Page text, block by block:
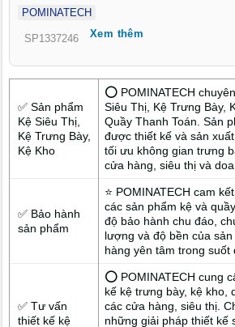
POMINATECH
SP1337246 Xem thêm
✅ Sản phẩm
Kệ Siêu Thị,
Kệ Trưng Bày,
Kệ Kho
⭕ POMINATECH
Siêu Thị, Kệ Trưng Bày,
Quầy Thanh Toán. Sản
được thiết kế và sản
tối ưu không gian trưng
cửa hàng, siêu thị và
✅ Bảo hành
sản phẩm
⭐ POMINATECH cam
các sản phẩm kệ và
độ bảo hành chu đáo,
lượng và độ bền của
hàng yên tâm trong suốt
✅ Tư vấn
thiết kế kệ
⭕ POMINATECH cung
kế kệ trưng bày, kệ kho,
các cửa hàng, siêu thị.
những giải pháp thiết kế